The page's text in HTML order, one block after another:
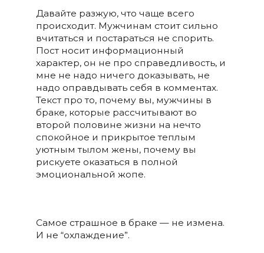
Давайте разжую, что чаще всего
происходит. Мужчинам стоит сильно
вчитаться и постараться не спорить.
Пост носит информационный
характер, он не про справедливость, и
мне не надо ничего доказывать, не
надо оправдывать себя в комментах.
Текст про то, почему вы, мужчины в
браке, которые рассчитывают во
второй половине жизни на нечто
спокойное и прикрытое теплым
уютным тылом жены, почему вы
рискуете оказаться в полной
эмоциональной жопе.
Самое страшное в браке — не измена.
И не “охлаждение”.